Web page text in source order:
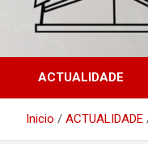
ACTUALIDADE
Inicio ACTUALIDADE